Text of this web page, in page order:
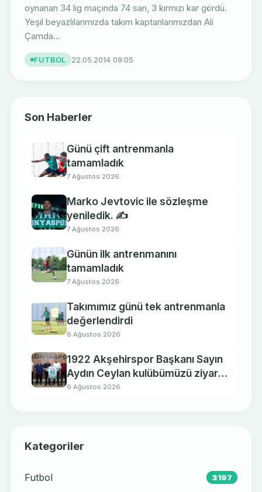
oynanan 34 lig maçında 74 sarı, 3 kırmızı kar gördü.
Yeşil beyazlılarımızda takım kaptanlarımızdan Ali
Çamda...
FUTBOL 22.05.2014 09:05
Son Haberler
Günü çift antrenmanla
tamamladık
7 Ağustos 2026
Marko Jevtovic ile sözleşme
yeniledik. ✍️
7 Ağustos 2026
Günün ilk antrenmanını
tamamladık
7 Ağustos 2026
Takımımız günü tek antrenmanla
değerlendirdi
6 Ağustos 2026
1922 Akşehirspor Başkanı Sayın
Aydın Ceylan kulübümüzü ziyaret
etti.
6 Ağustos 2026
Kategoriler
Futbol 3197